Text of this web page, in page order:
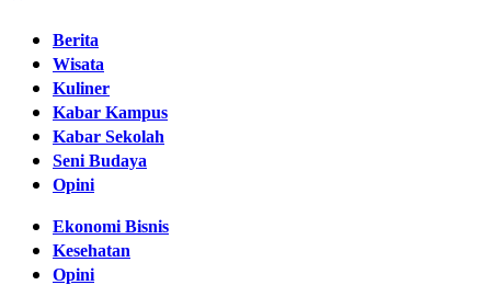
Berita
Wisata
Kuliner
Kabar Kampus
Kabar Sekolah
Seni Budaya
Opini
Ekonomi Bisnis
Kesehatan
Opini